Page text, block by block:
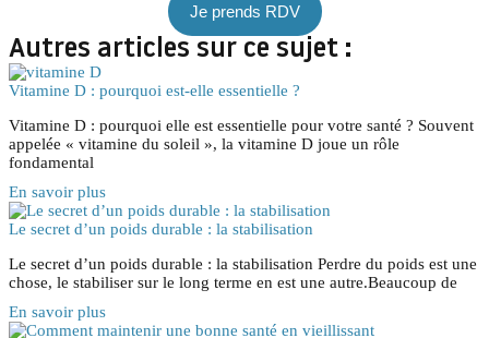
Je prends RDV
Autres articles sur ce sujet :
Vitamine D : pourquoi est-elle essentielle ?
Vitamine D : pourquoi elle est essentielle pour votre santé ? Souvent
appelée « vitamine du soleil », la vitamine D joue un rôle
fondamental
En savoir plus
Le secret d’un poids durable : la stabilisation
Le secret d’un poids durable : la stabilisation Perdre du poids est une
chose, le stabiliser sur le long terme en est une autre.Beaucoup de
En savoir plus